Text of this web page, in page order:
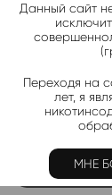
Актуальные
Данный сайт
Переходя на
лет, я
МНЕ